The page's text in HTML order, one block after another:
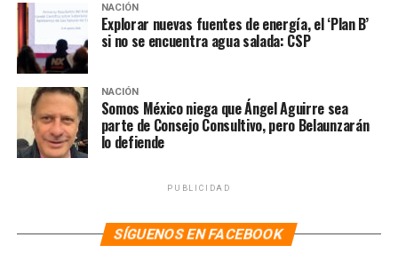
Finalmente, señaló que ambos presidentes darían
instrucciones a sus asesores y representantes para
implementar o más pronto posible las cuestiones
técnicas encaminadas a la “aplicación y ampliación del
alto el fuego parcial”.
NOTAS RELACIONADAS:
CONFLICTO RUSIA-UCRANIA
PRI pide destitución de Noroña como presidente del
Senado ante comentarios sobre caso Teuchitlán
NACIÓN
Explorar nuevas fuentes de energía, el ‘Plan B’
si no se encuentra agua salada: CSP
NACIÓN
Somos México niega que Ángel Aguirre sea
parte de Consejo Consultivo, pero Belaunzarán
lo defiende
PUBLICIDAD
SÍGUENOS EN FACEBOOK